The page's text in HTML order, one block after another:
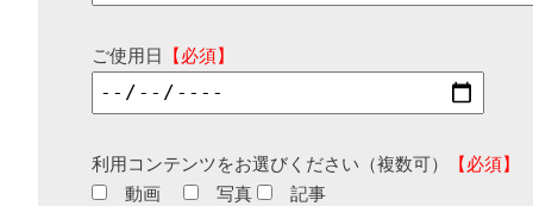
ご使用日 【必須】
利用コンテンツをお選びください（複数可）
【必須】
動画
写真 記事